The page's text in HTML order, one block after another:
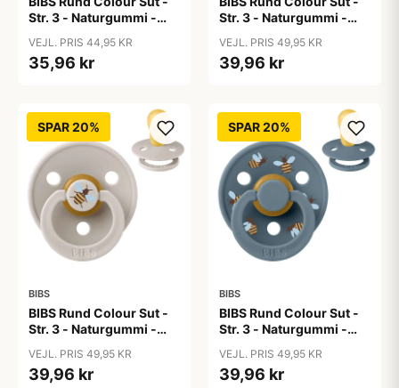
Str. 3 - Naturgummi -
VEJL. PRIS 44,95 KR
35,96 kr
Str. 3 - Naturgummi -
Breeze
VEJL. PRIS 49,95 KR
39,96 kr
SPAR 20%
BIBS
BIBS Rund Colour Sut -
Str. 3 - Naturgummi -
Mushroom
VEJL. PRIS 49,95 KR
39,96 kr
SPAR 20%
BIBS
BIBS Rund Colour Sut -
Str. 3 - Naturgummi -
Petrol
VEJL. PRIS 49,95 KR
39,96 kr